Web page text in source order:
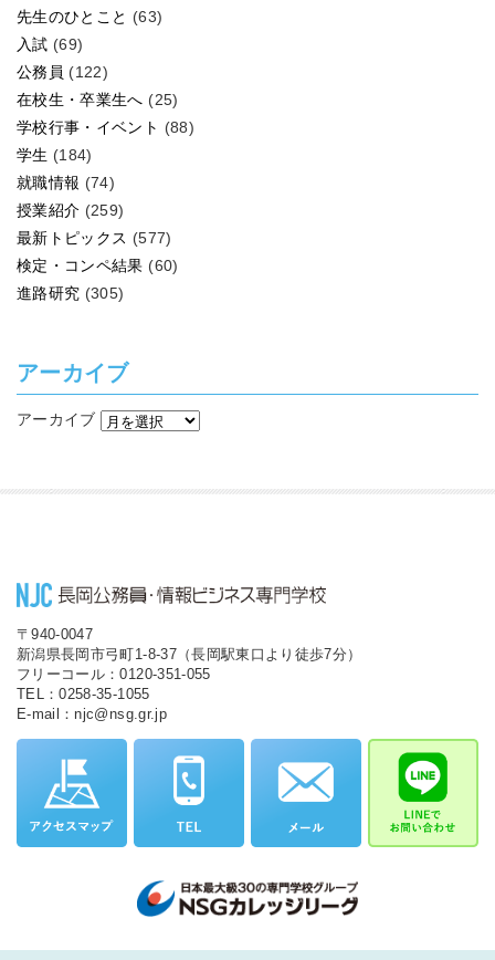
先生のひとこと (63)
入試 (69)
公務員 (122)
在校生・卒業生へ (25)
学校行事・イベント (88)
学生 (184)
就職情報 (74)
授業紹介 (259)
最新トピックス (577)
検定・コンペ結果 (60)
進路研究 (305)
アーカイブ
アーカイブ
〒940-0047
新潟県長岡市弓町1-8-37（長岡駅東口より徒歩7分）
フリーコール：0120-351-055
TEL：0258-35-1055
E-mail：njc@nsg.gr.jp